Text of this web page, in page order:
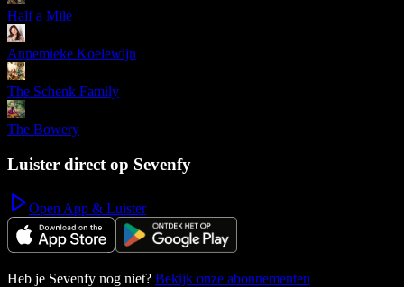
Half a Mile
Annemieke Koelewijn
The Schenk Family
The Bowery
Luister direct op Sevenfy
Open App & Luister
Heb je Sevenfy nog niet? Bekijk onze abonnementen